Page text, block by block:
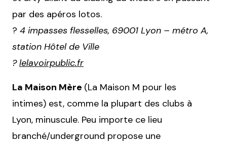
par des apéros lotos.
? 4 impasses flesselles, 69001 Lyon – métro A,
station Hôtel de Ville
?lelavoirpublic.fr
La Maison Mère (La Maison M pour les
intimes) est, comme la plupart des clubs à
Lyon, minuscule. Peu importe ce lieu
branché/underground propose une